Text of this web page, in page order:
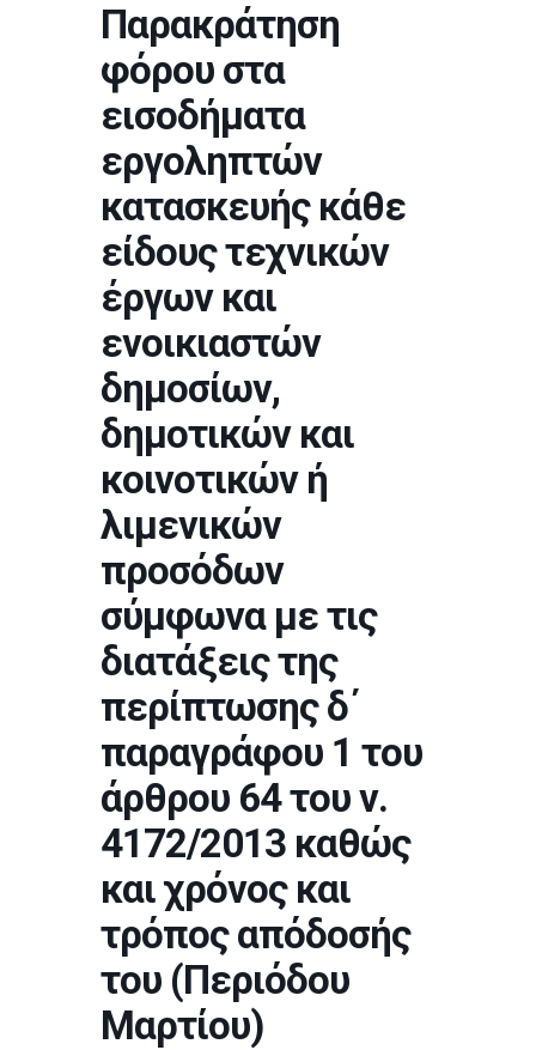
Παρακράτηση
φόρου στα
εισοδήματα
εργοληπτών
κατασκευής κάθε
είδους τεχνικών
έργων και
ενοικιαστών
δημοσίων,
δημοτικών και
κοινοτικών ή
λιμενικών
προσόδων
σύμφωνα με τις
διατάξεις της
περίπτωσης δ΄
παραγράφου 1 του
άρθρου 64 του ν.
4172/2013 καθώς
και χρόνος και
τρόπος απόδοσής
του (Περιόδου
Μαρτίου)